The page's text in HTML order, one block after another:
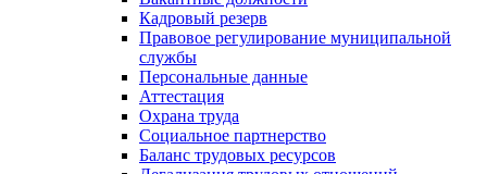
Кадровый резерв
Правовое регулирование муниципальной
службы
Персональные данные
Аттестация
Охрана труда
Социальное партнерство
Баланс трудовых ресурсов